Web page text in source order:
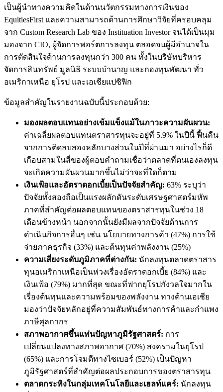
เป็นผู้นำทางความคิดในด้านนวัตกรรมทางการเงินของ
EquitiesFirst และความสามารถด้านการศึกษาวิจัยที่ครอบคลุม
จาก Custom Research Lab ของ Instituation Investor จนได้เป็นมุม
มองจาก CIO, ผู้จัดการพอร์ตการลงทุน ตลอดจนผู้มีอำนาจใน
การตัดสินใจด้านการลงทุนกว่า 300 คน ทั้งในบริษัทบริหาร
จัดการสินทรัพย์ มูลนิธิ ระบบบำนาญ และกองทุนพัฒนา ทั่ว
อเมริกาเหนือ ยุโรป และเอเชียแปซิฟิก
ข้อมูลสำคัญในรายงานฉบับนี้ประกอบด้วย:
มองผลตอบแทนอย่างเข้มแข็งแม้ในภาวะความผันผวน:
ค่าเฉลี่ยผลตอบแทนตราสารทุนจะอยู่ที่ 5.9% ในปีนี้ ฟื้นคืน
จากการติดลบสองหลักบางส่วนในปีที่ผ่านมา อย่างไรก็ดี
เกือบสามในสี่ของผู้ตอบคำถามเชื่อว่าตลาดที่ตนเองลงทุน
จะเกิดความผันผวนมากขึ้นไม่ว่าจะที่ใดก็ตาม
เงินเฟ้อและอัตราดอกเบี้ยเป็นปัจจัยสำคัญ: 63% ระบุว่า
ปัจจัยทั้งสองถือเป็นแรงผลักดันระดับเศรษฐศาสตร์มหัพ
ภาคที่สำคัญต่อผลตอบแทนของตราสารทุนในช่วง 18
เดือนข้างหน้า นอกจากนั้นยังมีผลจากปัจจัยด้านการ
ดำเนินกิจการอื่นๆ เช่น นโยบายทางการค้า (47%) การใช้
จ่ายภาคธุรกิจ (33%) และต้นทุนค่าพลังงาน (25%)
ความเสี่ยงระดับภูมิภาคที่ต่างกัน: นักลงทุนตลาดตราสาร
ทุนอเมริกาเหนือเป็นห่วงเรื่องอัตราดอกเบี้ย (84%) และ
เงินเฟ้อ (79%) มากที่สุด ขณะที่ฟากยุโรปกังวลใจมากใน
เรื่องต้นทุนและความพร้อมของพลังงาน ทางด้านเอเชีย
มองว่าปัจจัยหลักอยู่ที่ความสัมพันธ์ทางการค้าและกำแพง
ภาษีศุลกากร
สภาพอากาศขึ้นแท่นปัญหาภูมิรัฐศาสตร์: การ
เปลี่ยนแปลงทางสภาพอากาศ (70%) สงครามในยุโรป
(65%) และการโจมตีทางไซเบอร์ (52%) เป็นปัญหา
ภูมิรัฐศาสตร์ที่สำคัญต่อผลประกอบการของตราสารทุน
ตลาดกระทิงในกลุ่มเทคโนโลยีและเฮลท์แคร์: นักลงทุน